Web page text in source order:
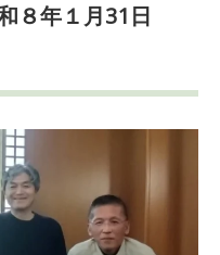
８年１月31日